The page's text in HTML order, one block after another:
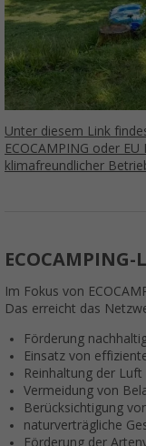
Unter diesem Link
ECOCAMPING oder
klimafreundlicher
Im Fokus von
Das erreicht das
Förderung
Einsatz von
Reinhaltung der Luft
Vermeidung von
Berücksichtigung
natur­ver­träg­liche
Förderung der